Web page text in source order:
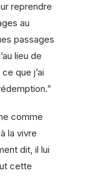
reprendre
au
passages
lieu de
que j’ai
comme
la vivre
dit, il lui
cette